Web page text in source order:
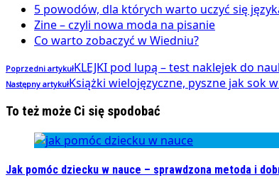
5 powodów, dla których warto uczyć się
Zine – czyli nowa moda na pisanie
Co warto zobaczyć w Wiedniu?
Poprzedni artykułKLEJKI pod lupą – test naklejek do
Następny artykułKsiążki wielojęzyczne, pyszne jak sok
To też może Ci się spodobać
Jak pomóc dziecku w nauce – sprawdzona metoda i